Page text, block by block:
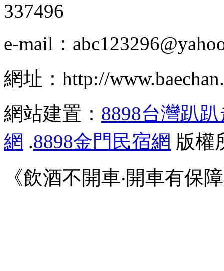
337496
e-mail：
網址：http://
網站建置： 8898台灣趴
網 .8898金門民宿網 版權
《飲酒不開車‧開車有保